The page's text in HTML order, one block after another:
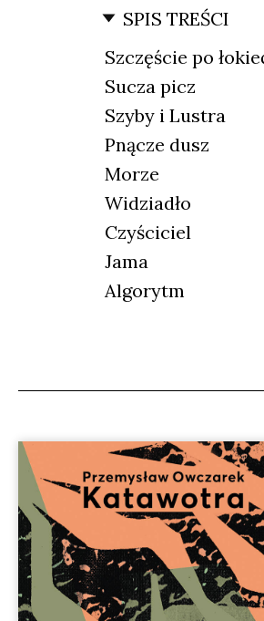
SPIS TREŚCI
Szczęście po
Sucza picz
Szyby i Lustra
Pnącze dusz
Morze
Widziadło
Czyściciel
Jama
Algorytm